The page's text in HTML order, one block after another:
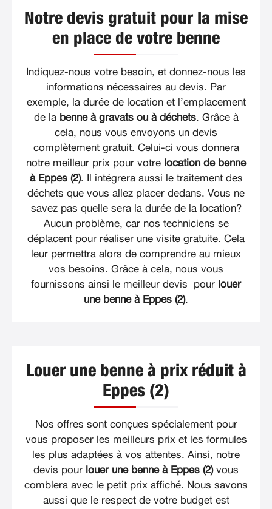
Notre devis gratuit pour la mise
en place de votre benne
Indiquez-nous votre besoin, et donnez-nous les
informations nécessaires au devis. Par
exemple, la durée de location et l’emplacement
de la benne à gravats ou à déchets. Grâce à
cela, nous vous envoyons un devis
complètement gratuit. Celui-ci vous donnera
notre meilleur prix pour votre location de benne
à Eppes (2). Il intégrera aussi le traitement des
déchets que vous allez placer dedans. Vous ne
savez pas quelle sera la durée de la location?
Aucun problème, car nos techniciens se
déplacent pour réaliser une visite gratuite. Cela
leur permettra alors de comprendre au mieux
vos besoins. Grâce à cela, nous vous
fournissons ainsi le meilleur devis pour louer
une benne à Eppes (2).
Louer une benne à prix réduit à
Eppes (2)
Nos offres sont conçues spécialement pour
vous proposer les meilleurs prix et les formules
les plus adaptées à vos attentes. Ainsi, notre
devis pour louer une benne à Eppes (2)vous
comblera avec le petit prix affiché. Nous savons
aussi que le respect de votre budget est